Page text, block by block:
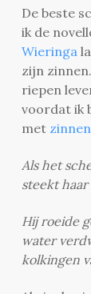
De beste
ik de
Wieringa
zijn
riepen
voordat ik
met zinnen
Als het
steekt
Hij roeide
water
kolkingen